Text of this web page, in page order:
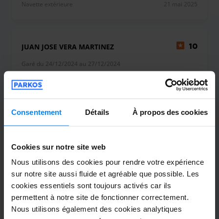
Consentement Détails À propos des cookies
Cookies sur notre site web
Nous utilisons des cookies pour rendre votre expérience
sur notre site aussi fluide et agréable que possible. Les
cookies essentiels sont toujours activés car ils
permettent à notre site de fonctionner correctement.
Nous utilisons également des cookies analytiques
Navette extérieure 21 mai 2025
JUAN JOSE VERA MARTINEZ 10
Garé du 24/12/2024 au 27/12/2024
Todo según lo previsto y ofrecido. OK
Anónimo
Garé du 15/08/2024 au 19/08/2024